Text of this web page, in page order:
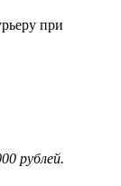
при
рублей.